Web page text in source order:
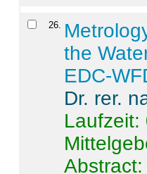
26.
the
EDC-
Dr. rer.
Laufzeit:
Abstract: